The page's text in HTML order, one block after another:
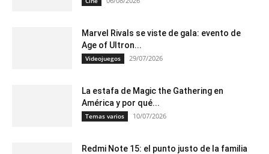
Marvel Rivals se viste de gala: evento de
Age of Ultron...
Videojuegos 29/07/2026
La estafa de Magic the Gathering en
América y por qué...
Temas varios 10/07/2026
Redmi Note 15: el punto justo de la familia